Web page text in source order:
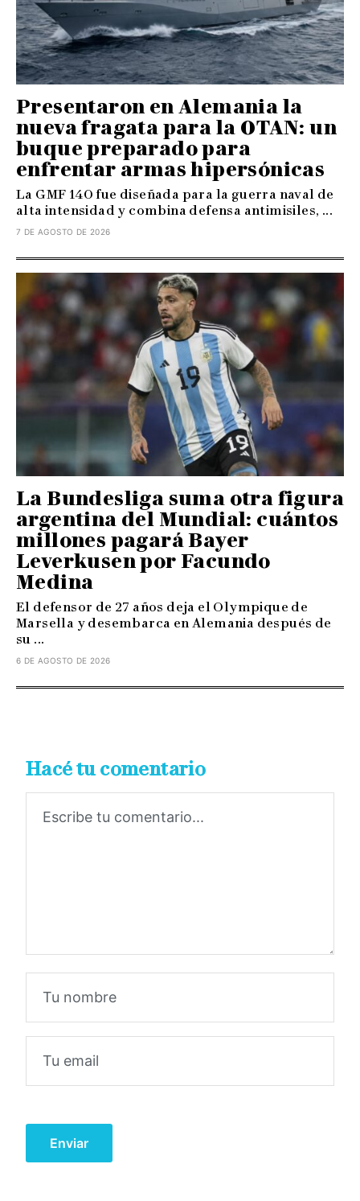
Presentaron en Alemania la
nueva fragata para la OTAN: un
buque preparado para
enfrentar armas hipersónicas
La GMF 140 fue diseñada para la guerra naval de
alta intensidad y combina defensa antimisiles, ...
7 DE AGOSTO DE 2026
La Bundesliga suma otra figura
argentina del Mundial: cuántos
millones pagará Bayer
Leverkusen por Facundo
Medina
El defensor de 27 años deja el Olympique de
Marsella y desembarca en Alemania después de
su ...
6 DE AGOSTO DE 2026
Hacé tu comentario